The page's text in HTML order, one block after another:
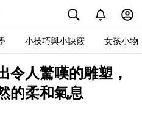
小技巧與小訣竅 女孩小物
令人驚嘆的雕塑，
的柔和氣息